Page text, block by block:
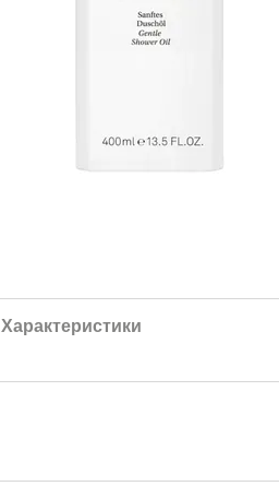
Характеристики